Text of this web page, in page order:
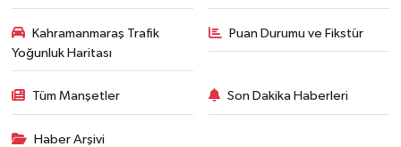
Kahramanmaraş Trafik
Yoğunluk Haritası
Puan Durumu ve Fikstür
Tüm Manşetler Son Dakika Haberleri
Haber Arşivi